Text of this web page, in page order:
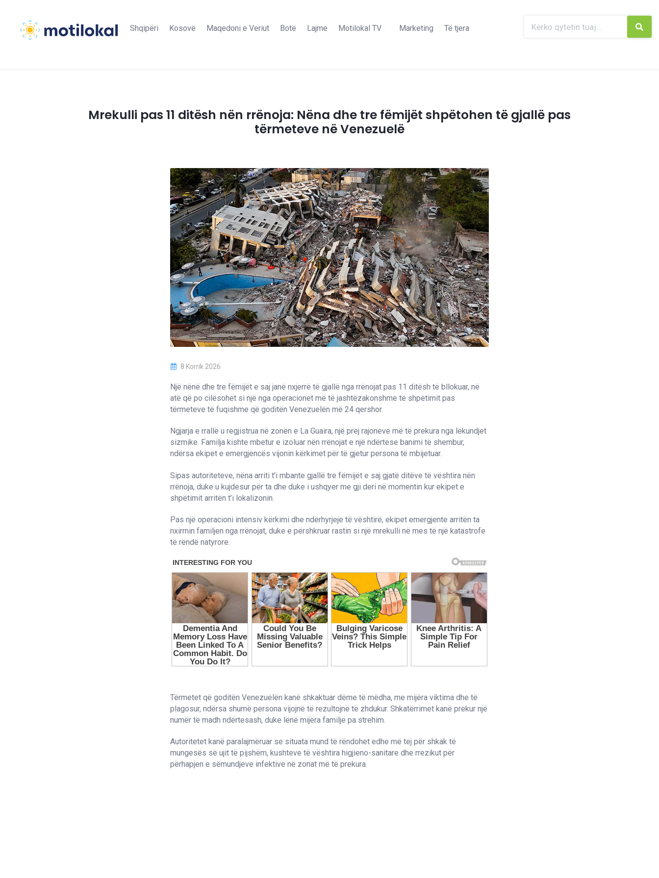
Shqipëri Kosovë Maqedoni e Veriut Botë Lajme Motilokal TV Marketing Të tjera
Mrekulli pas 11 ditësh nën rrënoja: Nëna dhe tre fëmijët shpëtohen të gjallë pas
tërmeteve në Venezuelë
8 Korrik 2026
Një nënë dhe tre fëmijët e saj janë nxjerrë të gjallë nga rrënojat pas 11 ditësh të bllokuar, në
atë që po cilësohet si një nga operacionet më të jashtëzakonshme të shpëtimit pas
tërmeteve të fuqishme që goditën Venezuelën më 24 qershor.
Ngjarja e rrallë u regjistrua në zonën e La Guaira, një prej rajoneve më të prekura nga lëkundjet
sizmike. Familja kishte mbetur e izoluar nën rrënojat e një ndërtese banimi të shembur,
ndërsa ekipet e emergjencës vijonin kërkimet për të gjetur persona të mbijetuar.
Sipas autoriteteve, nëna arriti t’i mbante gjallë tre fëmijët e saj gjatë ditëve të vështira nën
rrënoja, duke u kujdesur për ta dhe duke i ushqyer me gji deri në momentin kur ekipet e
shpëtimit arritën t’i lokalizonin.
Pas një operacioni intensiv kërkimi dhe ndërhyrjeje të vështirë, ekipet emergjente arritën ta
nxirrnin familjen nga rrënojat, duke e përshkruar rastin si një mrekulli në mes të një katastrofe
të rëndë natyrore.
Tërmetet që goditën Venezuelën kanë shkaktuar dëme të mëdha, me mijëra viktima dhe të
plagosur, ndërsa shumë persona vijojnë të rezultojnë të zhdukur. Shkatërrimet kanë prekur një
numër të madh ndërtesash, duke lënë mijëra familje pa strehim.
Autoritetet kanë paralajmëruar se situata mund të rëndohet edhe më tej për shkak të
mungesës së ujit të pijshëm, kushteve të vështira higjieno-sanitare dhe rrezikut për
përhapjen e sëmundjeve infektive në zonat më të prekura.